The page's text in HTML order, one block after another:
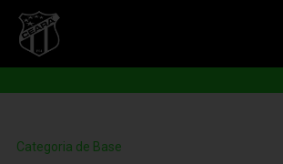
Categoria de Base